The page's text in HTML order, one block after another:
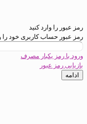
خود را وارد کنید
مصرف